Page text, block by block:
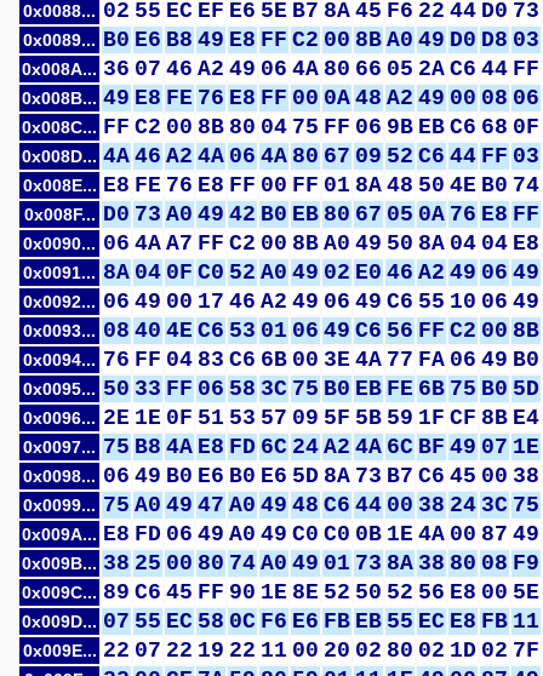
0x0088... 02 55 EC EF E6 5E B7 8A 45 F6 22 44 D0 73
0x0089... B0 E6 B8 49 E8 FF C2 00 8B A0 49 D0 D8 03
0x008A... 36 07 46 A2 49 06 4A 80 66 05 2A C6 44 FF
0x008B... 49 E8 FE 76 E8 FF 00 0A 48 A2 49 00 08 06
0x008C... FF C2 00 8B 80 04 75 FF 06 9B EB C6 68 0F
0x008D... 4A 46 A2 4A 06 4A 80 67 09 52 C6 44 FF 03
0x008E... E8 FE 76 E8 FF 00 FF 01 8A 48 50 4E B0 74
0x008F... D0 73 A0 49 42 B0 EB 80 67 05 0A 76 E8 FF
0x0090... 06 4A A7 FF C2 00 8B A0 49 50 8A 04 04 E8
0x0091... 8A 04 0F C0 52 A0 49 02 E0 46 A2 49 06 49
0x0092... 06 49 00 17 46 A2 49 06 49 C6 55 10 06 49
0x0093... 08 40 4E C6 53 01 06 49 C6 56 FF C2 00 8B
0x0094... 76 FF 04 83 C6 6B 00 3E 4A 77 FA 06 49 B0
0x0095... 50 33 FF 06 58 3C 75 B0 EB FE 6B 75 B0 5D
0x0096... 2E 1E 0F 51 53 57 09 5F 5B 59 1F CF 8B E4
0x0097... 75 B8 4A E8 FD 6C 24 A2 4A 6C BF 49 07 1E
0x0098... 06 49 B0 E6 B0 E6 5D 8A 73 B7 C6 45 00 38
0x0099... 75 A0 49 47 A0 49 48 C6 44 00 38 24 3C 75
0x009A... E8 FD 06 49 A0 49 C0 C0 0B 1E 4A 00 87 49
0x009B... 38 25 00 80 74 A0 49 01 73 8A 38 80 08 F9
0x009C... 89 C6 45 FF 90 1E 8E 52 50 52 56 E8 00 5E
0x009D... 07 55 EC 58 0C F6 E6 FB EB 55 EC E8 FB 11
0x009E... 22 07 22 19 22 11 00 20 02 80 02 1D 02 7F